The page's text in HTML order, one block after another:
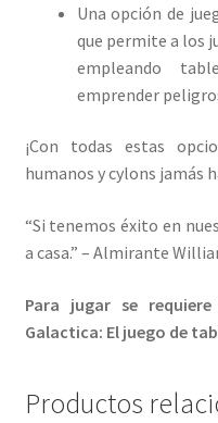
Una opción de
que permite a los
empleando
emprender
¡Con todas estas
humanos y cylons jamás
“Si tenemos éxito en
a casa.” – Almirante
Para jugar se
Galactica: El juego de
Productos